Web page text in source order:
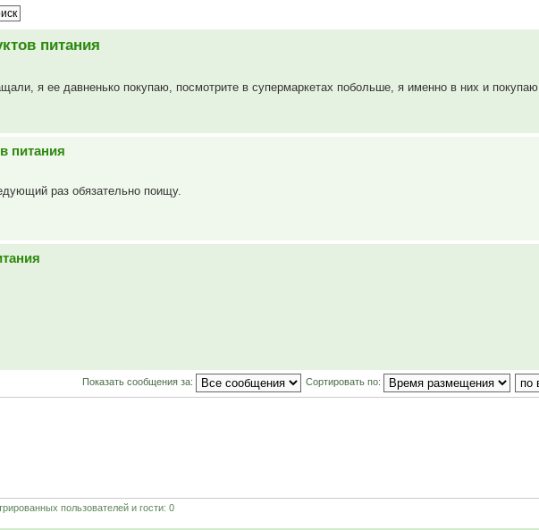
питания
я ее давненько покупаю, посмотрите в супермаркетах побольше, я именно в них и покупаю.
питания
раз обязательно поищу.
Показать сообщения за: Сортировать по:
пользователей и гости: 0